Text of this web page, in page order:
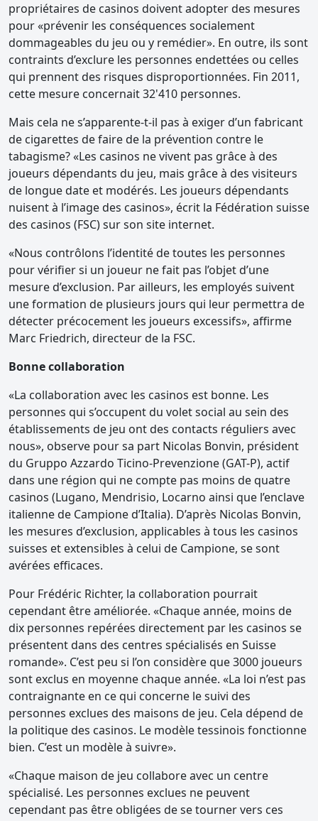
propriétaires de casinos doivent adopter des mesures
pour «prévenir les conséquences socialement
dommageables du jeu ou y remédier». En outre, ils sont
contraints d’exclure les personnes endettées ou celles
qui prennent des risques disproportionnées. Fin 2011,
cette mesure concernait 32'410 personnes.
Mais cela ne s’apparente-t-il pas à exiger d’un fabricant
de cigarettes de faire de la prévention contre le
tabagisme? «Les casinos ne vivent pas grâce à des
joueurs dépendants du jeu, mais grâce à des visiteurs
de longue date et modérés. Les joueurs dépendants
nuisent à l’image des casinos», écrit la Fédération suisse
des casinos (FSC) sur son site internet.
«Nous contrôlons l’identité de toutes les personnes
pour vérifier si un joueur ne fait pas l’objet d’une
mesure d’exclusion. Par ailleurs, les employés suivent
une formation de plusieurs jours qui leur permettra de
détecter précocement les joueurs excessifs», affirme
Marc Friedrich, directeur de la FSC.
Bonne collaboration
«La collaboration avec les casinos est bonne. Les
personnes qui s’occupent du volet social au sein des
établissements de jeu ont des contacts réguliers avec
nous», observe pour sa part Nicolas Bonvin, président
du Gruppo Azzardo Ticino-Prevenzione (GAT-P), actif
dans une région qui ne compte pas moins de quatre
casinos (Lugano, Mendrisio, Locarno ainsi que l’enclave
italienne de Campione d’Italia). D’après Nicolas Bonvin,
les mesures d’exclusion, applicables à tous les casinos
suisses et extensibles à celui de Campione, se sont
avérées efficaces.
Pour Frédéric Richter, la collaboration pourrait
cependant être améliorée. «Chaque année, moins de
dix personnes repérées directement par les casinos se
présentent dans des centres spécialisés en Suisse
romande». C’est peu si l’on considère que 3000 joueurs
sont exclus en moyenne chaque année. «La loi n’est pas
contraignante en ce qui concerne le suivi des
personnes exclues des maisons de jeu. Cela dépend de
la politique des casinos. Le modèle tessinois fonctionne
bien. C’est un modèle à suivre».
«Chaque maison de jeu collabore avec un centre
spécialisé. Les personnes exclues ne peuvent
cependant pas être obligées de se tourner vers ces